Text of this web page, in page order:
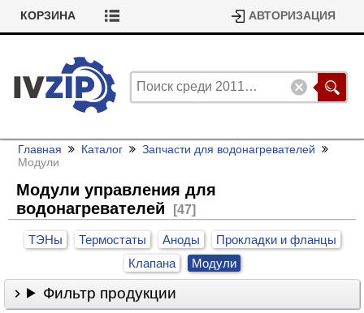
КОРЗИНА АВТОРИЗАЦИЯ
Главная Каталог
Запчасти для водонагревателей
Модули
Модули управления для
водонагревателей
[47]
ТЭНы Термостаты Аноды
Прокладки и фланцы
Клапана
Модули
Фильтр продукции